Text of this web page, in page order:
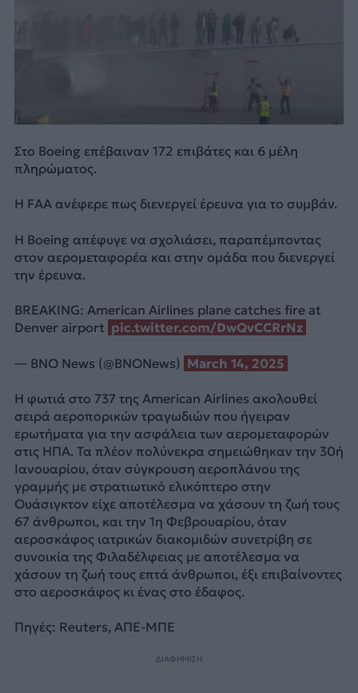
Στο Boeing επέβαιναν 172 επιβάτες και 6 μέλη
πληρώματος.
Η FAA ανέφερε πως διενεργεί έρευνα για το συμβάν.
Η Boeing απέφυγε να σχολιάσει, παραπέμποντας
στον αερομεταφορέα και στην ομάδα που διενεργεί
την έρευνα.
BREAKING: American Airlines plane catches fire at
Denver airport pic.twitter.com/DwQvCCRrNz
— BNO News (@BNONews) March 14, 2025
Η φωτιά στο 737 της American Airlines ακολουθεί
σειρά αεροπορικών τραγωδιών που ήγειραν
ερωτήματα για την ασφάλεια των αερομεταφορών
στις ΗΠΑ. Τα πλέον πολύνεκρα σημειώθηκαν την 30ή
Ιανουαρίου, όταν σύγκρουση αεροπλάνου της
γραμμής με στρατιωτικό ελικόπτερο στην
Ουάσιγκτον είχε αποτέλεσμα να χάσουν τη ζωή τους
67 άνθρωποι, και την 1η Φεβρουαρίου, όταν
αεροσκάφος ιατρικών διακομιδών συνετρίβη σε
συνοικία της Φιλαδέλφειας με αποτέλεσμα να
χάσουν τη ζωή τους επτά άνθρωποι, έξι επιβαίνοντες
στο αεροσκάφος κι ένας στο έδαφος.
Πηγές: Reuters, ΑΠΕ-ΜΠΕ
ΔΙΑΦΗΜΙΣΗ